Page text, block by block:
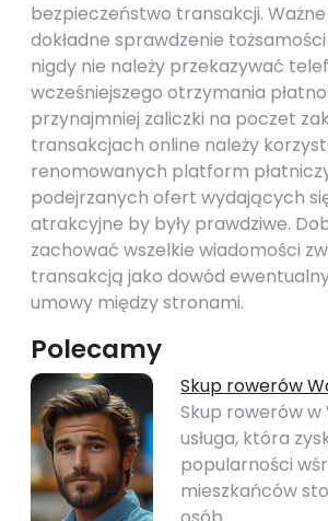
bezpieczeństwo transakcji.
dokładne sprawdzenie
nigdy nie należy przekazywać
wcześniejszego otrzymania
przynajmniej zaliczki na poczet
transakcjach online należy
renomowanych platform
podejrzanych ofert wydających
atrakcyjne by były prawdziwe.
zachować wszelkie wiadomości
transakcją jako dowód
umowy między stronami.
Polecamy
Skup rowerów
Skup rowerów w
usługa, która
popularności
mieszkańców